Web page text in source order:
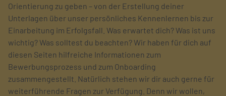
Orientierung zu geben – von der Erstellung deiner
Unterlagen über unser persönliches Kennenlernen bis zur
Einarbeitung im Erfolgsfall. Was erwartet dich? Was ist uns
wichtig? Was solltest du beachten? Wir haben für dich auf
diesen Seiten hilfreiche Informationen zum
Bewerbungsprozess und zum Onboarding
zusammengestellt. Natürlich stehen wir dir auch gerne für
weiterführende Fragen zur Verfügung. Denn wir wollen,